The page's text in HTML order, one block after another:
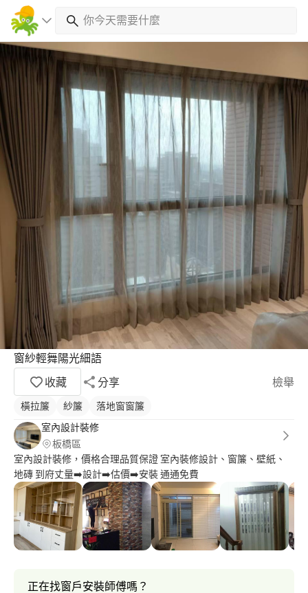
窗紗輕舞陽光細語
收藏
分享 檢舉
橫拉簾 紗簾
落地窗窗簾
室內設計裝修
板橋區
室內設計裝修，價格合理品質保證 室內裝修設計、窗簾、壁紙、
地磚 到府丈量➡️設計➡️估價➡️安裝 通通免費
正在找窗戶安裝師傅嗎？